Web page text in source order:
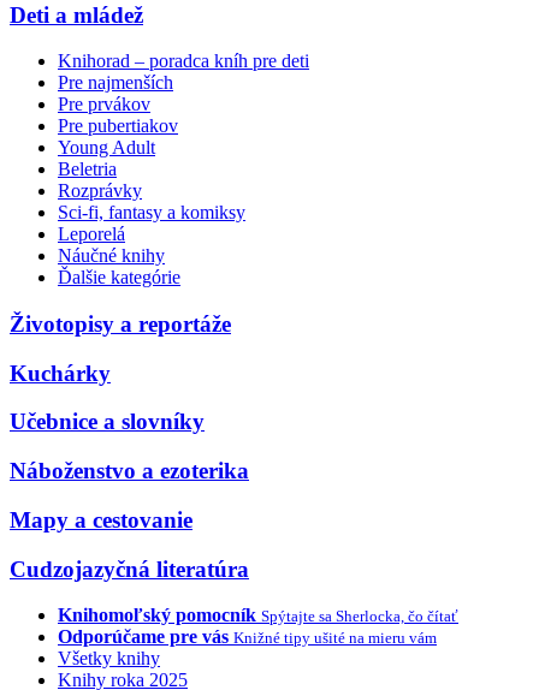
Deti a mládež
Knihorad – poradca kníh pre deti
Pre najmenších
Pre prvákov
Pre pubertiakov
Young Adult
Beletria
Rozprávky
Sci-fi, fantasy a komiksy
Leporelá
Náučné knihy
Ďalšie kategórie
Životopisy a reportáže
Kuchárky
Učebnice a slovníky
Náboženstvo a ezoterika
Mapy a cestovanie
Cudzojazyčná literatúra
Knihomoľský pomocník Spýtajte sa Sherlocka, čo čítať
Odporúčame pre vás Knižné tipy ušité na mieru vám
Všetky knihy
Knihy roka 2025